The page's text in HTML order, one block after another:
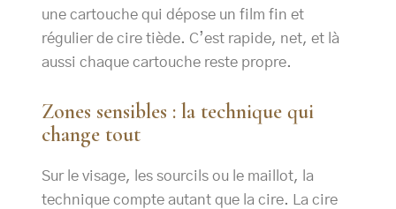
une cartouche qui dépose un film fin et
régulier de cire tiède. C’est rapide, net, et là
aussi chaque cartouche reste propre.
Zones sensibles : la technique qui
change tout
Sur le visage, les sourcils ou le maillot, la
technique compte autant que la cire. La cire